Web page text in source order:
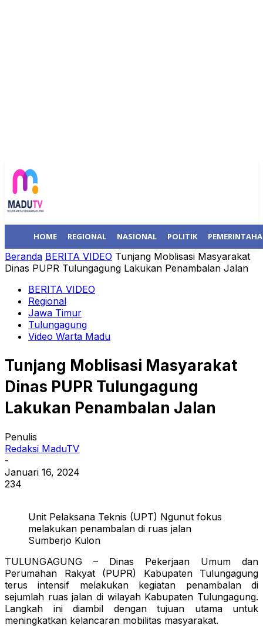
HOME REGIONAL NASIONAL POLITIK
Beranda BERITA VIDEO Tunjang Moblisasi Masyarakat
Dinas PUPR Tulungagung Lakukan Penambalan Jalan
BERITA VIDEO
Regional
Jawa Timur
Tulungagung
Video Warta Madu
Tunjang Moblisasi Masyarakat
Dinas PUPR Tulungagung
Lakukan Penambalan Jalan
Penulis
Redaksi MaduTV
-
Januari 16, 2024
234
Unit Pelaksana Teknis (UPT) Ngunut fokus
melakukan penambalan di ruas jalan
Sumberjo Kulon
TULUNGAGUNG – Dinas Pekerjaan Umum dan
Perumahan Rakyat (PUPR) Kabupaten Tulungagung
terus intensif melakukan kegiatan penambalan di
sejumlah ruas jalan di wilayah Kabupaten Tulungagung.
Langkah ini diambil dengan tujuan utama untuk
meningkatkan kelancaran mobilitas masyarakat.